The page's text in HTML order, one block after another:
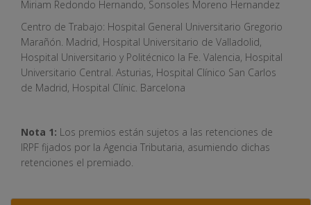
Miriam Redondo Hernando, Sonsoles Moreno Hernandez
Centro de Trabajo: Hospital General Universitario Gregorio
Marañón. Madrid, Hospital Universitario de Valladolid,
Hospital Universitario y Politécnico la Fe. Valencia, Hospital
Universitario Central. Asturias, Hospital Clínico San Carlos
de Madrid, Hospital Clínic. Barcelona
Nota 1: Los premios están sujetos a las retenciones de
IRPF fijados por la Agencia Tributaria, asumiendo dichas
retenciones el premiado.